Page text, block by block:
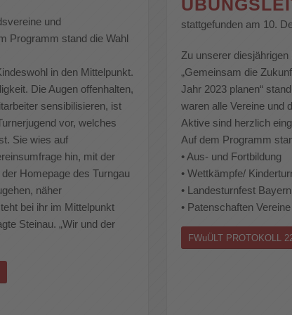
und
Programm stand die Wahl
in den Mittelpunkt.
Die Augen offenhalten,
sensibilisieren, ist
vor, welches
Sie wies auf
hin, mit der
Homepage des Turngau
näher
bei ihr im Mittelpunkt
Steinau. „Wir und der
stattgefunden am 10.
Zu unserer
„Gemeinsam die
Jahr 2023 planen“
waren alle Vereine und
Aktive sind herzlich
Auf dem Programm
• Aus- und Fortbildung
• Wettkämpfe/
• Landesturnfest
• Patenschaften Vereine
FWuÜLT PROTOKOLL